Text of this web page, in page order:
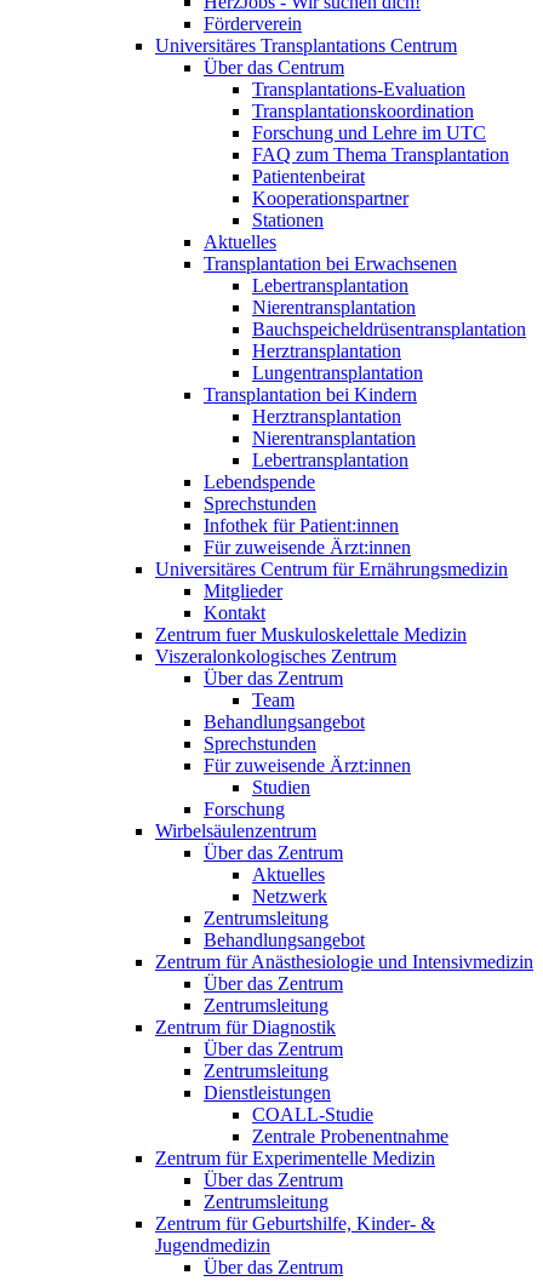
Förderverein
Universitäres Transplantations Centrum
Über das Centrum
Transplantations-Evaluation
Transplantationskoordination
Forschung und Lehre im UTC
FAQ zum Thema Transplantation
Patientenbeirat
Kooperationspartner
Stationen
Aktuelles
Transplantation bei Erwachsenen
Lebertransplantation
Nierentransplantation
Bauchspeicheldrüsentransplantation
Herztransplantation
Lungentransplantation
Transplantation bei Kindern
Herztransplantation
Nierentransplantation
Lebertransplantation
Lebendspende
Sprechstunden
Infothek für Patient:innen
Für zuweisende Ärzt:innen
Universitäres Centrum für Ernährungsmedizin
Mitglieder
Kontakt
Zentrum fuer Muskuloskelettale Medizin
Viszeral­onkologisches Zentrum
Über das Zentrum
Team
Behandlungsangebot
Sprechstunden
Für zuweisende Ärzt:innen
Studien
Forschung
Wirbelsäulenzentrum
Über das Zentrum
Aktuelles
Netzwerk
Zentrumsleitung
Behandlungsangebot
Zentrum für Anästhesiologie und Intensivmedizin
Über das Zentrum
Zentrumsleitung
Zentrum für Diagnostik
Über das Zentrum
Zentrumsleitung
Dienstleistungen
COALL-Studie
Zentrale Probenentnahme
Zentrum für Experimentelle Medizin
Über das Zentrum
Zentrumsleitung
Zentrum für Geburtshilfe, Kinder- &
Jugendmedizin
Über das Zentrum